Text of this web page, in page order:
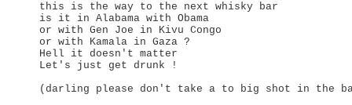
this is the way to the next whisky bar
is it in Alabama with Obama
or with Gen Joe in Kivu Congo
or with Kamala in Gaza ?
Hell it doesn't matter
Let's just get drunk !
(darling please don't take a to big shot in the